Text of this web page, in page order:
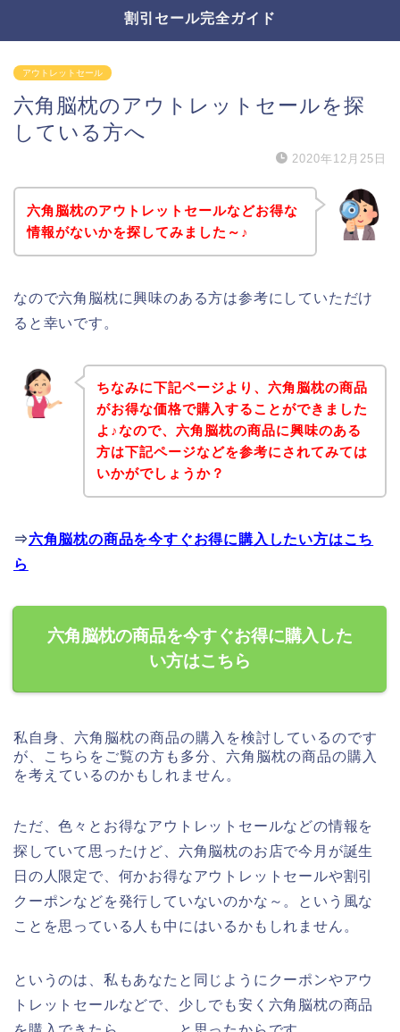
割引セール完全ガイド
アウトレットセール
六角脳枕のアウトレットセールを探
している方へ
2020年12月25日
六角脳枕のアウトレットセールなどお得な
情報がないかを探してみました～♪
なので六角脳枕に興味のある方は参考にしていただけ
ると幸いです。
ちなみに下記ページより、六角脳枕の商品
がお得な価格で購入することができました
よ♪なので、六角脳枕の商品に興味のある
方は下記ページなどを参考にされてみては
いかがでしょうか？
⇒六角脳枕の商品を今すぐお得に購入したい方はこち
ら
六角脳枕の商品を今すぐお得に購入した
い方はこちら
私自身、六角脳枕の商品の購入を検討しているのです
が、こちらをご覧の方も多分、六角脳枕の商品の購入
を考えているのかもしれません。
ただ、色々とお得なアウトレットセールなどの情報を
探していて思ったけど、六角脳枕のお店で今月が誕生
日の人限定で、何かお得なアウトレットセールや割引
クーポンなどを発行していないのかな～。という風な
ことを思っている人も中にはいるかもしれません。
というのは、私もあなたと同じようにクーポンやアウ
トレットセールなどで、少しでも安く六角脳枕の商品